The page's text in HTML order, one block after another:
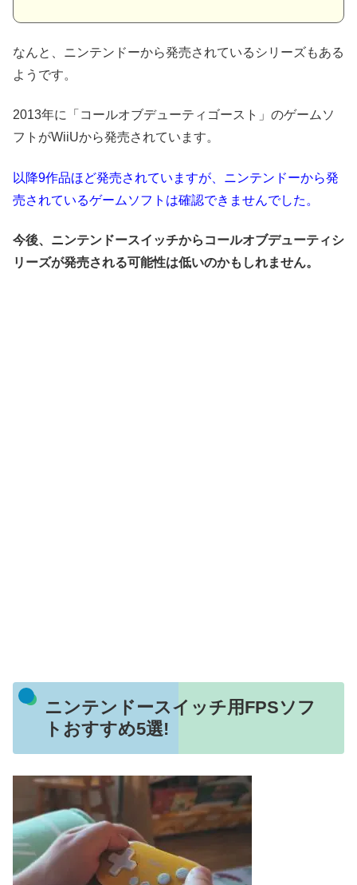
なんと、ニンテンドーから発売されているシリーズもある
ようです。
2013年に「コールオブデューティゴースト」のゲームソ
フトがWiiUから発売されています。
以降9作品ほど発売されていますが、ニンテンドーから発
売されているゲームソフトは確認できませんでした。
今後、ニンテンドースイッチからコールオブデューティシ
リーズが発売される可能性は低いのかもしれません。
ニンテンドースイッチ用FPSソフ
トおすすめ5選!